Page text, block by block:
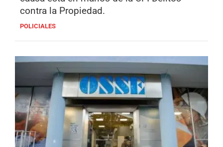
contra la Propiedad.
POLICIALES